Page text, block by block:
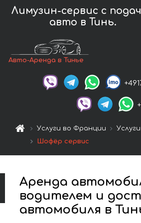
Лимузин-сервис с
авто в Тинь.
Авто-Аренда в Тинье
Услуги во Франции
Шофёр сервис
Аренда
водителем и
автомобиля в